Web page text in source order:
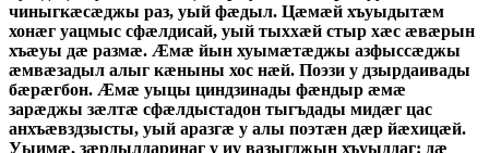
чиныгкæсæджы раз, уый фæдыл. Цæмæй хъуыдытæм
хонæг уацмыс сфæлдисай, уый тыххæй стыр хæс æвæрын
хъæуы дæ размæ. Æмæ йын хуымæтæджы азфыссæджы
æмвæзадыл алыг кæныны хос нæй. Поэзи у дзырдаивады
бæрæгбон. Æмæ уыцы циндзинады фæндыр æмæ
зарæджы зæлтæ сфæлдыстадон тыгъдады мидæг цас
анхъæвздзысты, уый аразгæ у алы поэтæн дæр йæхицæй.
Уыимæ, зæрдылдаринаг у иу вазыгджын хъуыддаг: дæ